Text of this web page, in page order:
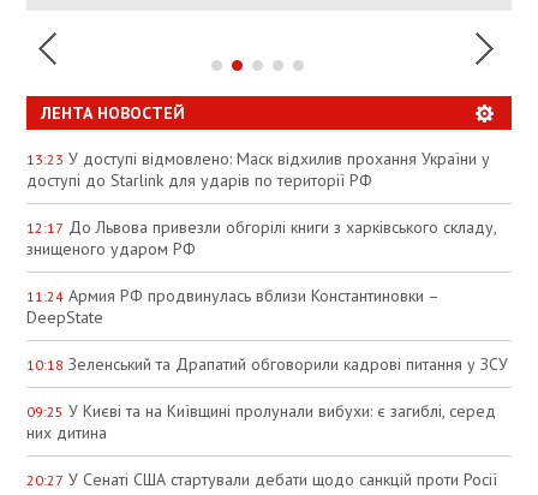
ЛЕНТА НОВОСТЕЙ
13:23 У доступі відмовлено: Маск відхилив прохання України у
доступі до Starlink для ударів по території РФ
12:17 До Львова привезли обгорілі книги з харківського складу,
знищеного ударом РФ
11:24 Армия РФ продвинулась вблизи Константиновки –
DeepState
10:18 Зеленський та Драпатий обговорили кадрові питання у ЗСУ
09:25 У Києві та на Київщині пролунали вибухи: є загиблі, серед
них дитина
20:27 У Сенаті США стартували дебати щодо санкцій проти Росії